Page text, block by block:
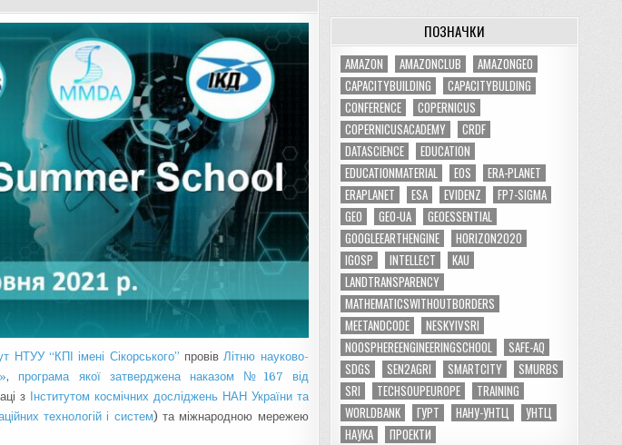
НТУУ “КПІ імені Сікорського” провівЛітню науково-
, програма якої затверджена наказом №167 від
з
Інститутом космічних досліджень НАН України та
технологій і систем) та міжнародною мережею
ПОЗНАЧКИ
AMAZON AMAZONCLUB
AMAZONGEO
CAPACITYBUILDING
CAPACITYBULDING
CONFERENCE
COPERNICUS
COPERNICUSACADEMY
CRDF
DATASCIENCE
EDUCATION
EDUCATIONMATERIAL
EOS
ERA-PLANET
ERAPLANET
ESA EVIDENZ
FP7-SIGMA
GEO
GEO-UA
GEOESSENTIAL
GOOGLEEARTHENGINE
HORIZON2020
IGOSP
INTELLECT
KAU
LANDTRANSPARENCY
MATHEMATICSWITHOUTBORDERS
MEETANDCODE
NESKYIVSRI
NOOSPHEREENGINEERINGSCHOOL
SAFE-AQ
SDGS
SEN2AGRI SMARTCITY
SMURBS
SRI
TECHSOUPEUROPE
TRAINING
WORLDBANK
ГУРТ НАНУ-УНТЦ
УНТЦ
НАУКА
ПРОЕКТИ